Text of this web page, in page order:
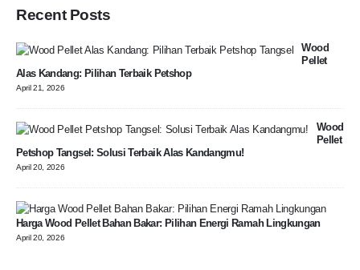
Recent Posts
Wood
Pellet
Alas Kandang: Pilihan Terbaik Petshop
April 21, 2026
Wood
Pellet
Petshop Tangsel: Solusi Terbaik Alas Kandangmu!
April 20, 2026
Harga Wood Pellet Bahan Bakar: Pilihan Energi Ramah Lingkungan
April 20, 2026